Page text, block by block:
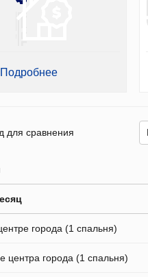
Подробнее
для сравнения
города (1 спальня)
центра города (1 спальня)